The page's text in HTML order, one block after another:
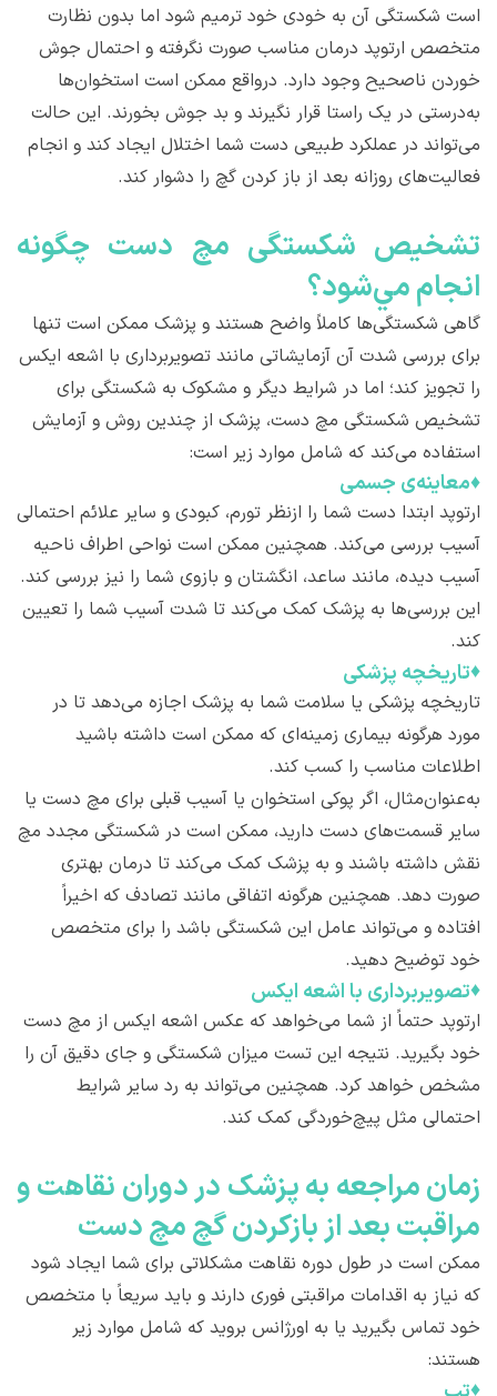
است شکستگی آن به ‌خودی‌ خود ترمیم شود اما بدون نظارت
متخصص ارتوپد درمان مناسب صورت نگرفته و احتمال جوش
خوردن ناصحیح وجود دارد. درواقع ممکن است استخوان‌ها
به‌درستی در یک راستا قرار نگیرند و بد جوش بخورند. این حالت
می‌تواند در عملکرد طبیعی دست شما اختلال ایجاد کند و انجام
فعالیت‌های روزانه بعد از باز کردن گچ را دشوار کند.
تشخيص شکستگی مچ دست چگونه
انجام مي‌شود؟
گاهی شکستگی‌ها کاملاً واضح هستند و پزشک ممکن است تنها
برای بررسی شدت آن آزمایشاتی مانند تصویربرداری با اشعه ایکس
را تجویز کند؛ اما در شرایط دیگر و مشکوک به شکستگی برای
تشخیص شکستگی مچ دست، پزشک از چندین روش و آزمایش
استفاده می‌کند که شامل موارد زیر است:
♦معاینه‌ی جسمی
ارتوپد ابتدا دست شما را ازنظر تورم، کبودی و سایر علائم احتمالی
آسیب بررسی می‌کند. همچنین ممکن است نواحی اطراف ناحیه
آسیب دیده، مانند ساعد، انگشتان و بازوی شما را نیز بررسی کند.
این بررسی‌ها به پزشک کمک می‌کند تا شدت آسیب شما را تعیین
کند.
♦تاریخچه پزشکی
تاریخچه پزشکی یا سلامت شما به پزشک اجازه می‌دهد تا در
مورد هرگونه بیماری زمینه‌ای که ممکن است داشته باشید
اطلاعات مناسب را کسب کند.
به‌عنوان‌مثال، اگر پوکی استخوان یا آسیب قبلی برای مچ دست یا
سایر قسمت‌های دست دارید، ممکن است در شکستگی مجدد مچ
نقش داشته باشند و به پزشک کمک می‌کند تا درمان بهتری
صورت دهد. همچنین هرگونه اتفاقی مانند تصادف که اخیراً
افتاده و می‌تواند عامل این شکستگی باشد را برای متخصص
خود توضیح دهید.
♦تصویربرداری با اشعه ایکس
ارتوپد حتماً از شما می‌خواهد که عکس اشعه ایکس از مچ دست
خود بگیرید. نتیجه این تست میزان شکستگی و جای دقیق آن را
مشخص خواهد کرد. همچنین می‌تواند به رد سایر شرایط
احتمالی مثل پیچ‌خوردگی کمک کند.
زمان مراجعه به پزشک در دوران نقاهت و
مراقبت بعد از بازکردن گچ مچ دست
ممکن است در طول دوره نقاهت مشکلاتی برای شما ایجاد شود
که نیاز به اقدامات مراقبتی فوری دارند و باید سریعاً با متخصص
خود تماس بگیرید یا به اورژانس بروید که شامل موارد زیر
هستند: